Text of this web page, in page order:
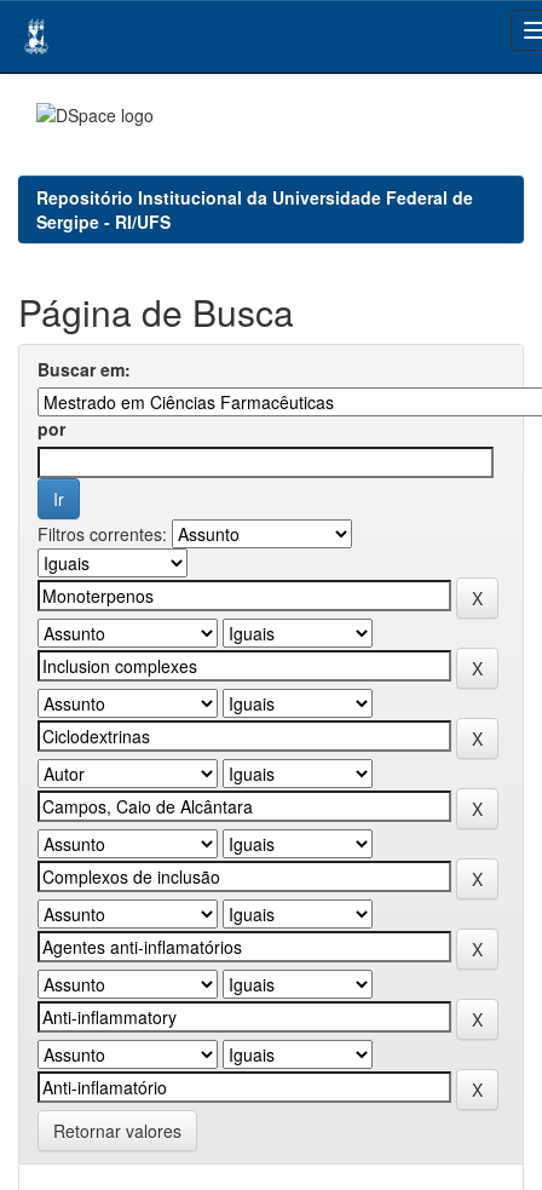
navigation
Repositório Institucional da Universidade Federal de
Sergipe - RI/UFS
Página de Busca
Buscar em:
por
Filtros correntes:
Retornar valores